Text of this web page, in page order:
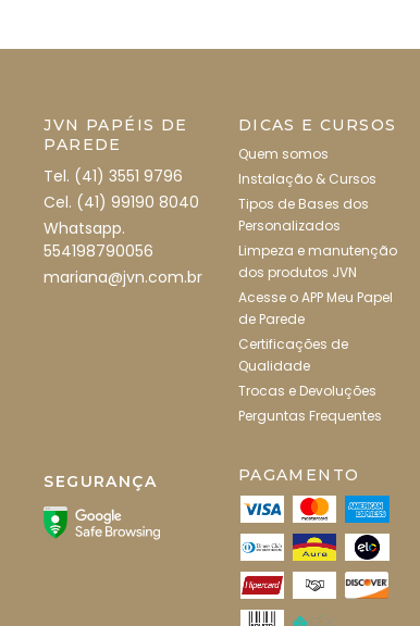
JVN PAPÉIS DE
PAREDE
Tel. (41) 3551 9796
Cel. (41) 99190 8040
Whatsapp.
554198790056
mariana@jvn.com.br
DICAS E CURSOS
Quem somos
Instalação & Cursos
Tipos de Bases dos
Personalizados
Limpeza e manutenção
dos produtos JVN
Acesse o APP Meu Papel
de Parede
Certificações de
Qualidade
Trocas e Devoluções
Perguntas Frequentes
SEGURANÇA PAGAMENTO